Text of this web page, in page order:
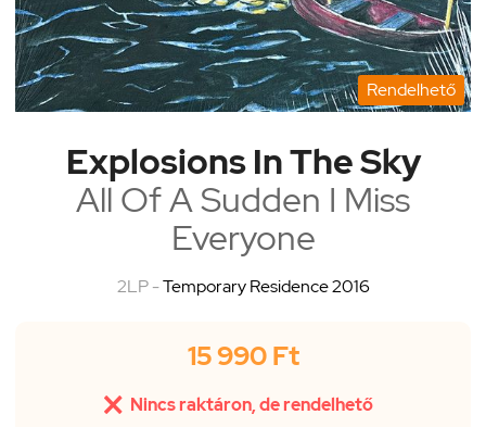
Rendelhető
Explosions In The Sky
All Of A Sudden I Miss
Everyone
2LP -Temporary Residence 2016
15 990 Ft
 Nincs raktáron, de rendelhető